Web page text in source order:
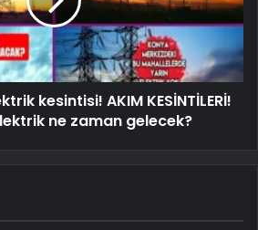
kesintisi! AKIM KESİNTİLERİ!
ne zaman gelecek?